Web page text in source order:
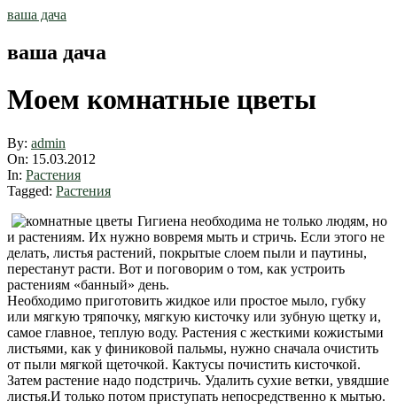
Skip
ваша дача
ваша дача
Моем комнатные цветы
By: admin
On: 15.03.2012
In: Растения
Tagged: Растения
Гигиена необходима не только людям, но
и растениям. Их нужно вовремя мыть и стричь. Если этого не
делать, листья растений, покрытые слоем пыли и паутины,
перестанут расти. Вот и поговорим о том, как устроить
растениям «банный» день.
Необходимо приготовить жидкое или простое мыло, губку
или мягкую тряпочку, мягкую кисточку или зубную щетку и,
самое главное, теплую воду. Растения с жесткими кожистыми
листьями, как у финиковой пальмы, нужно сначала очистить
от пыли мягкой щеточкой. Кактусы почистить кисточкой.
Затем растение надо подстричь. Удалить сухие ветки, увядшие
листья.И только потом приступать непосредственно к мытью.